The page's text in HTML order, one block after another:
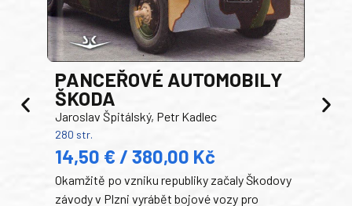
PANCEŘOVÉ AUTOMOBILY
ŠKODA
Jaroslav Špitálský, Petr Kadlec
280 str.
14,50 € / 380,00 Kč
Okamžitě po vzniku republiky začaly Škodovy
závody v Plzni vyrábět bojové vozy pro